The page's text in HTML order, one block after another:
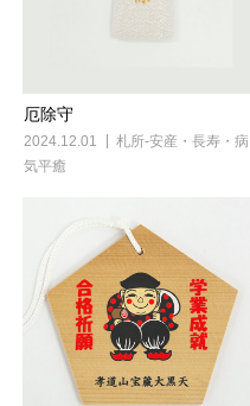
厄除守
2024.12.01
札所-安産・長寿・病
気平癒